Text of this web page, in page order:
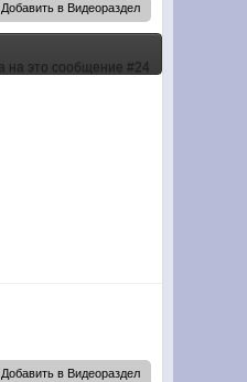
Добавить в Видеораздел
Добавить в Видеораздел